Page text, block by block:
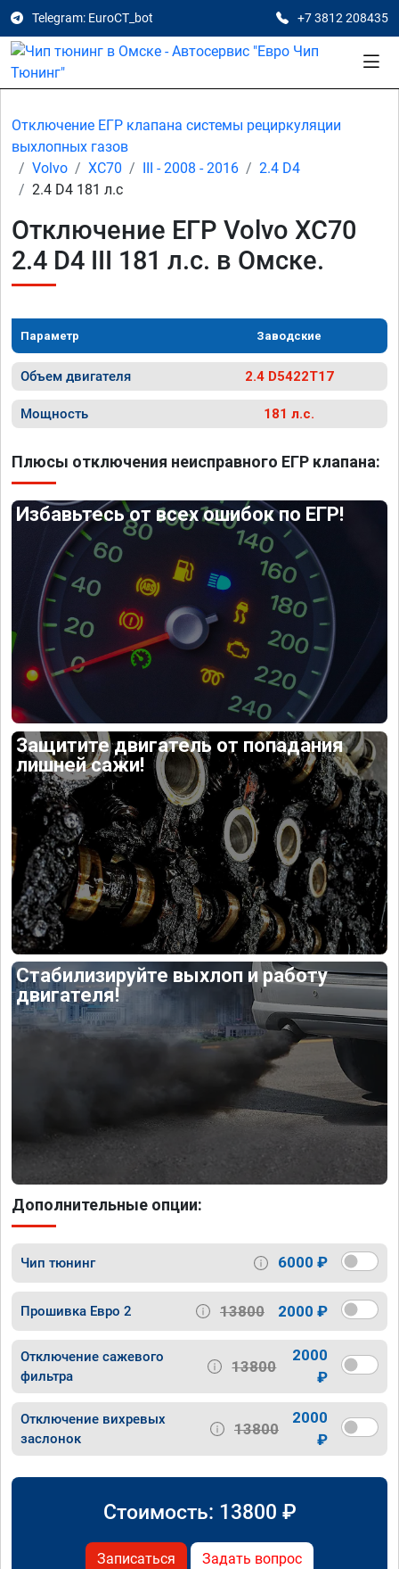
Telegram: EuroCT_bot +7 3812 208435
Отключение ЕГР клапана системы рециркуляции
выхлопных газов
Volvo
XC70 III - 2008 - 2016
2.4 D4
2.4 D4 181 л.с
Отключение ЕГР Volvo XC70
2.4 D4 III 181 л.с. в Омске.
Параметр Заводские
Объем двигателя 2.4 D5422T17
Мощность 181 л.с.
Плюсы отключения неисправного ЕГР клапана:
Избавьтесь от всех ошибок по ЕГР!
Защитите двигатель от попадания
лишней сажи!
Стабилизируйте выхлоп и работу
двигателя!
Дополнительные опции:
Чип тюнинг 6000 ₽
Прошивка Евро 2 13800 2000 ₽
Отключение сажевого
фильтра
13800
2000
₽
Отключение вихревых
заслонок
13800
2000
₽
Стоимость: 13800 ₽
Записаться Задать вопрос